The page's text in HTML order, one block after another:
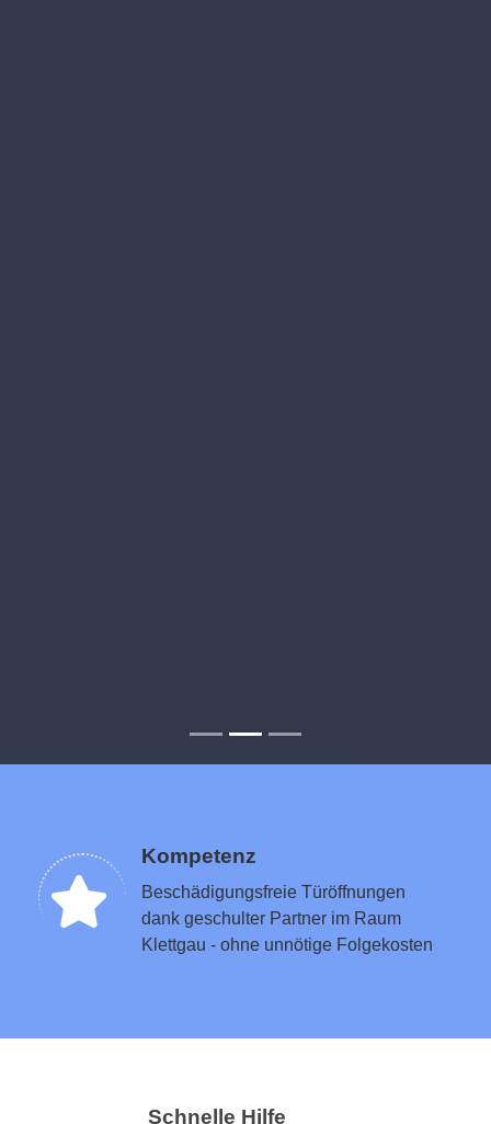
Kompetenz
Beschädigungsfreie Türöffnungen
dank geschulter Partner im Raum
Klettgau - ohne unnötige Folgekosten
Schnelle Hilfe